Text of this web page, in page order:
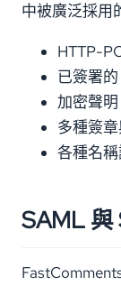
中被廣泛採用
HTTP-
已簽署
加密聲明
多種簽
各種名
SAML 與